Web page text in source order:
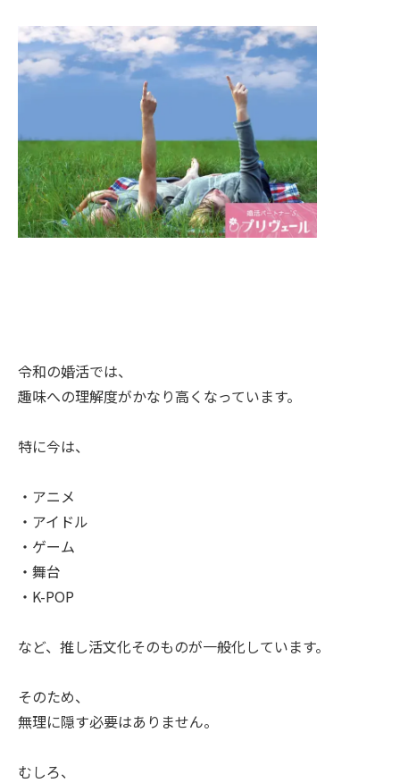
令和の婚活では、
趣味への理解度がかなり高くなっています。
特に今は、
・アニメ
・アイドル
・ゲーム
・舞台
・K-POP
など、推し活文化そのものが一般化しています。
そのため、
無理に隠す必要はありません。
むしろ、